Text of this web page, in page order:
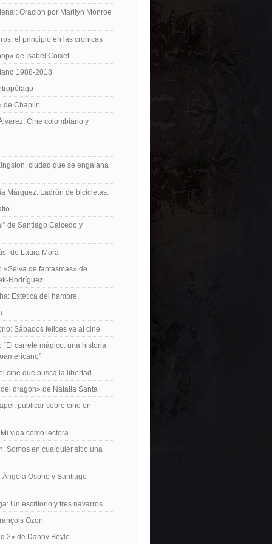
Oración por Marilyn Monroe
el principio en las crónicas
de Isabel Coixet
1988-2018
de Chaplin
Cine colombiano y
ciudad que se engalana
Márquez: Ladrón de bicicletas.
de Santiago Caicedo y
de Laura Mora
«Selva de fantasmas» de
Rodríguez
Estética del hambre.
Sábados felices va al cine
“El carrete mágico: una historia
cine que busca la libertad
dragón» de Natalia Santa
publicar sobre cine en
vida como lectora
Somos en cualquier sitio una
Ángela Osorio y Santiago
Un escritorio y tres navarros
Ozon
2» de Danny Boyle